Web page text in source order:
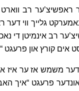
רב ווארט
גלייך ווי
רב אינמיטן די
אים קורץ און פרעגט
משמש אז ער איז אין
פרעגט “איך